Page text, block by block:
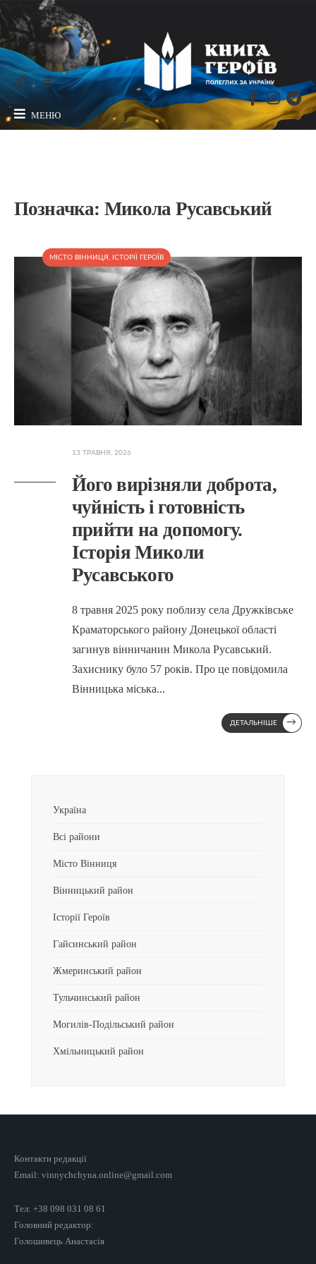
МЕНЮ
Позначка: Микола Русавський
МІСТО ВІННИЦЯ , ІСТОРІЇ ГЕРОЇВ
13 ТРАВНЯ, 2026
Його вирізняли доброта,
чуйність і готовність
прийти на допомогу.
Історія Миколи
Русавського
8 травня 2025 року поблизу села Дружківське
Краматорського району Донецької області
загинув вінничанин Микола Русавський.
Захиснику було 57 років. Про це повідомила
Вінницька міська...
ДЕТАЛЬНІШЕ →
Україна
Всі райони
Місто Вінниця
Вінницький район
Історії Героїв
Гайсинський район
Жмеринський район
Тульчинський район
Могилів-Подільський район
Хмільницький район
Контакти редакції
Email: vinnychchyna.online@gmail.com
Тел: +38 098 031 08 61
Головний редактор:
Голошивець Анастасія